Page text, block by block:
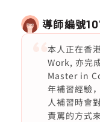
導師編號
本人正在香
Work, 亦完
Master in
年補習經驗
人補習時會
責罵的方式